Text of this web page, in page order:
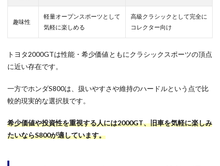
趣味性
軽量オープンスポーツとして
気軽に楽しめる
高級クラシックとして完全に
コレクター向け
トヨタ2000GTは性能・希少価値ともにクラシックスポーツの頂点
に近い存在です。
一方でホンダS800は、扱いやすさや維持のハードルという点で比
較的現実的な選択肢です。
希少価値や投資性を重視する人には2000GT、旧車を気軽に楽しみ
たいならS800が適しています。